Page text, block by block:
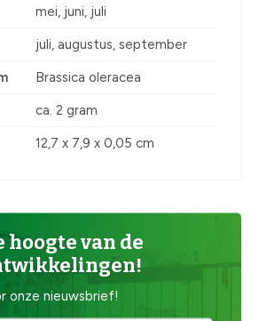
mei, juni, juli
juli, augustus, september
Brassica oleracea
ca. 2 gram
12,7 x 7,9 x 0,05 cm
hoogte van de
onze nieuwsbrief!